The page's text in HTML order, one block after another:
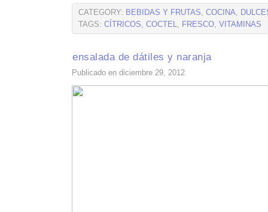
CATEGORY: BEBIDAS Y FRUTAS, COCINA,
TAGS: CÍTRICOS, COCTEL, FRESCO, VITAMINAS
ensalada de dátiles y naranja
Publicado en diciembre 29, 2012